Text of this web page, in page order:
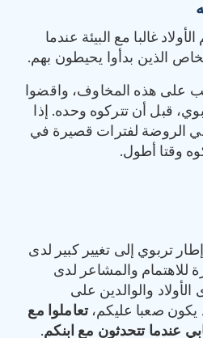
غالبا مع البيئة عندما
الذين بدأوا يحيطون بهم.
على هذه المخاوف، واقضوا
قبل أن تتركوه وحده. إذا
في الروضة لفترات قصيرة في
وقتا أطول.
تربوي إلى تغيير كبير لدى
للاهتمام والمشاعر لدى
الأولاد والوالدين على
يكون صعبا عليكم،تعاملوا مع
عندما تتحدثون مع ابنكم.